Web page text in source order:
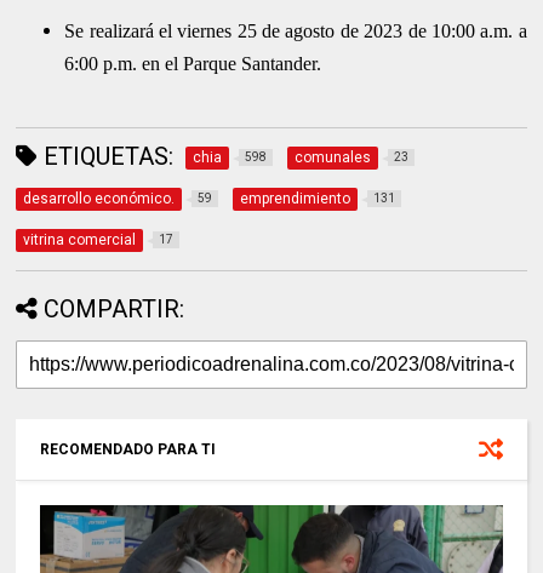
Se realizará el viernes 25 de agosto de 2023 de 10:00 a.m. a
6:00 p.m. en el Parque Santander.
ETIQUETAS: chia 598 comunales 23
desarrollo económico. 59 emprendimiento 131
vitrina comercial 17
COMPARTIR:
RECOMENDADO PARA TI